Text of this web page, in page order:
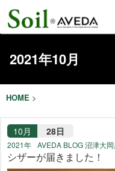
2021年10月
HOME >
10月 28日
2021年 AVEDA BLOG 沼津大
シザーが届きました！